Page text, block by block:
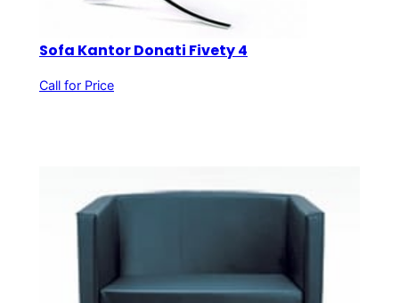
Sofa Kantor Donati Fivety 4
Call for Price